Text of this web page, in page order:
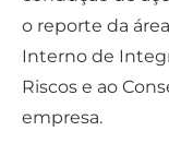
o reporte da
Interno de
Riscos e ao
empresa.